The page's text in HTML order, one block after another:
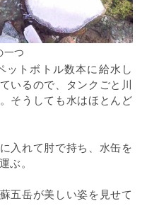
一つ
ットボトル数本に給水し
いるので、タンクごと川
そうしても水はほとんど
入れて肘で持ち、水缶を
ぶ。
五岳が美しい姿を見せて